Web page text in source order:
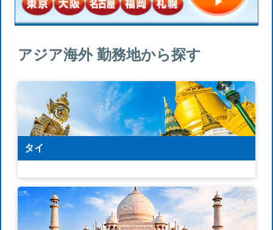
アジア海外 勤務地から探す
タイ